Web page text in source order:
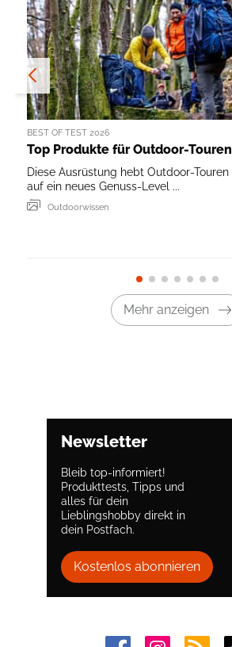
BEST OF TEST 2026
Top Produkte für Outdoor-Touren
Diese Ausrüstung hebt Outdoor-Touren
auf ein neues Genuss-Level ...
Outdoorwissen
Mehr anzeigen
Newsletter
Bleib top-informiert!
Produkttests, Tipps und
alles für dein
Lieblingshobby direkt in
dein Postfach.
Kostenlos abonnieren